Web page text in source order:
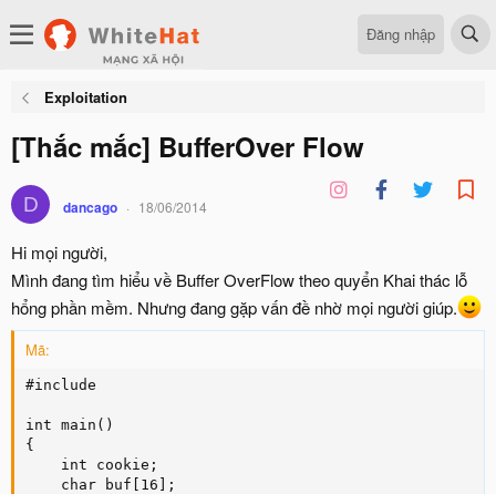
Đăng nhập
Exploitation
[Thắc mắc] BufferOver Flow
D dancago 18/06/2014
Hi mọi người,
Mình đang tìm hiểu về Buffer OverFlow theo quyển Khai thác lỗ
hổng phần mềm. Nhưng đang gặp vấn đề nhờ mọi người giúp.
Mã:
#include
int main()
{
    int cookie;
    char buf[16];